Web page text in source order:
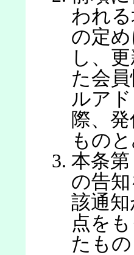
われ
の定
し、
た会
ルア
際、
もの
本条
の告
該通
点を
たも